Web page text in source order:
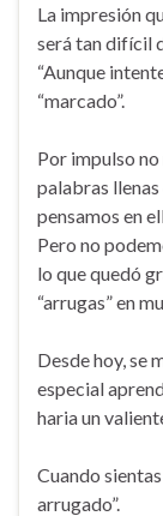
La impresión
será tan difícil
“Aunque
“marcado”.
Por impulso
palabras
pensamos en
Pero no
lo que quedó
“arrugas” en
Desde hoy, se
especial
haria un
Cuando
arrugado”.